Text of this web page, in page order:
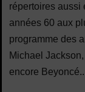
répertoires aussi
années 60 aux
programme des
Michael
encore